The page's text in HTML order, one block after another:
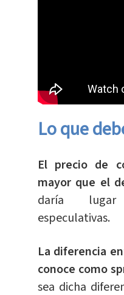
Lo que
El precio de
mayor que el
daría
especulativas.
La diferencia
conoce como
sea dicha